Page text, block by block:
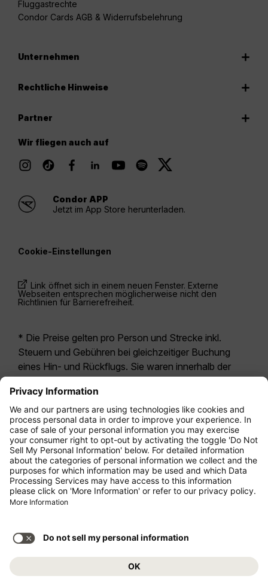
Fluggastrechte
Condor Cards AGB & Widerrufsbelehrung
Unternehmen
Rechtliche Hinweise
Partner
Wir fliegen auch auf
Condor APP
Jetzt im App Store herunterladen.
Cookie-Einstellungen
Link öffnet sich in einem neuen Fenster. Externe
Webseiten entsprechen möglicherweise nicht den
Richtlinien für Barrierefreiheit.
* Die Preise gelten pro Person und Strecke inkl.
Steuern und Gebühren bei gleichzeitiger Buchung
eines Hin- und Rückflugs. Sie waren innerhalb der
möglicherweise nicht mehr aktuell. Bei den für die
Economy Class angegebenen Tarifen handelt es
sich i.d.R. um Economy Zero, unsere restriktivste
Tarifoption. Es können hierfür zusätzliche Gebühren
fürAufgabegepäckoder für andere optionale
Leistungen anfallen. Es gelten dieAllgemeinen
Geschäftsbedingungen .